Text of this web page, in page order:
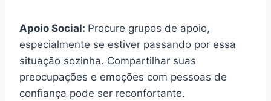
Apoio Social: Procure grupos de apoio,
especialmente se estiver passando por essa
situação sozinha. Compartilhar suas
preocupações e emoções com pessoas de
confiança pode ser reconfortante.